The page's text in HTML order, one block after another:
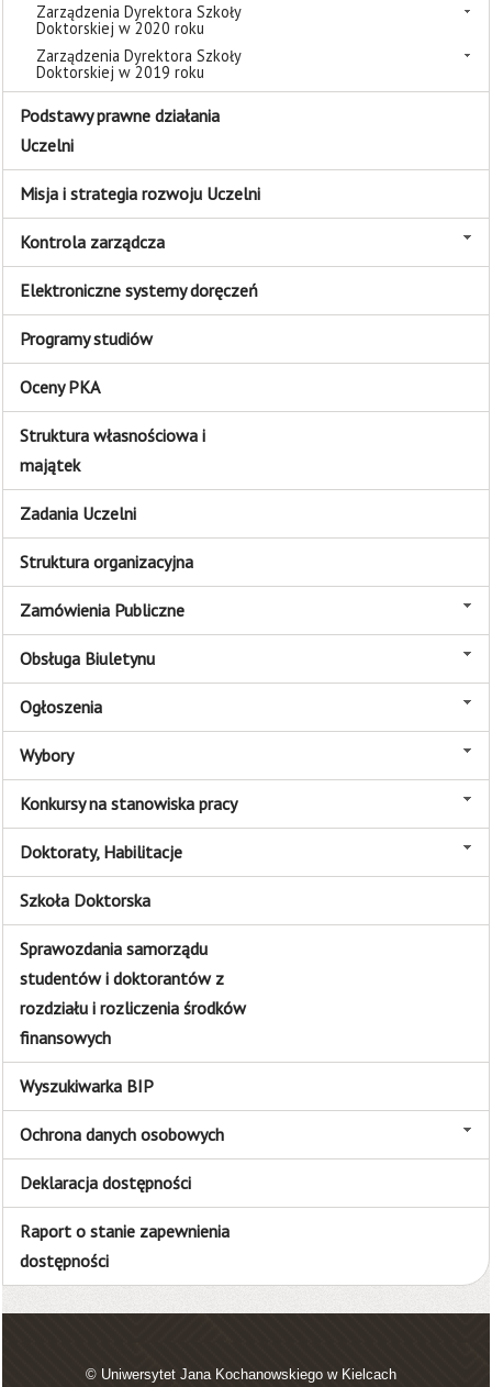
Zarządzenia Dyrektora Szkoły
Doktorskiej w 2020 roku
Zarządzenia Dyrektora Szkoły
Doktorskiej w 2019 roku
Podstawy prawne działania
Uczelni
Misja i strategia rozwoju Uczelni
Kontrola zarządcza
Elektroniczne systemy doręczeń
Programy studiów
Oceny PKA
Struktura własnościowa i
majątek
Zadania Uczelni
Struktura organizacyjna
Zamówienia Publiczne
Obsługa Biuletynu
Ogłoszenia
Wybory
Konkursy na stanowiska pracy
Doktoraty, Habilitacje
Szkoła Doktorska
Sprawozdania samorządu
studentów i doktorantów z
rozdziału i rozliczenia środków
finansowych
Wyszukiwarka BIP
Ochrona danych osobowych
Deklaracja dostępności
Raport o stanie zapewnienia
dostępności
© Uniwersytet Jana Kochanowskiego w Kielcach